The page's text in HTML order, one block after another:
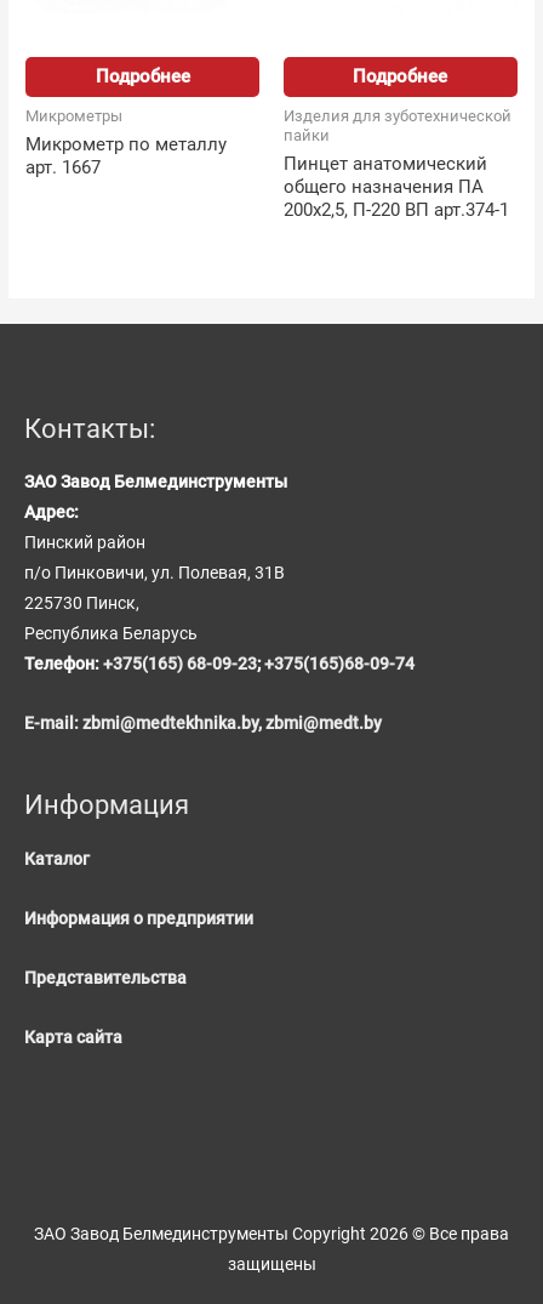
Подробнее
Микрометры
Микрометр по металлу
арт. 1667
Подробнее
Изделия для зуботехнической
пайки
Пинцет анатомический
общего назначения ПА
200х2,5, П-220 ВП арт.374-1
Контакты:
ЗАО Завод Белмединструменты
Адрес:
Пинский район
п/о Пинковичи, ул. Полевая, 31В
225730 Пинск,
Республика Беларусь
Телефон:+375(165) 68-09-23;+375(165)68-09-74
E-mail:zbmi@medtekhnika.by,zbmi@medt.by
Информация
Каталог
Информация о предприятии
Представительства
Карта сайта
ЗАО Завод Белмединструменты Copyright 2026 © Все права
защищены